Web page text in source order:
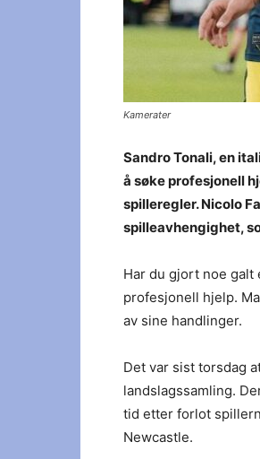
Kamerater
Sandro Tonali, en
å søke profesjonell
spilleregler. Nicolo
spilleavhengighet,
Har du gjort noe galt
profesjonell hjelp.
av sine handlinger.
Det var sist torsdag
landslagssamling.
tid etter forlot
Newcastle.